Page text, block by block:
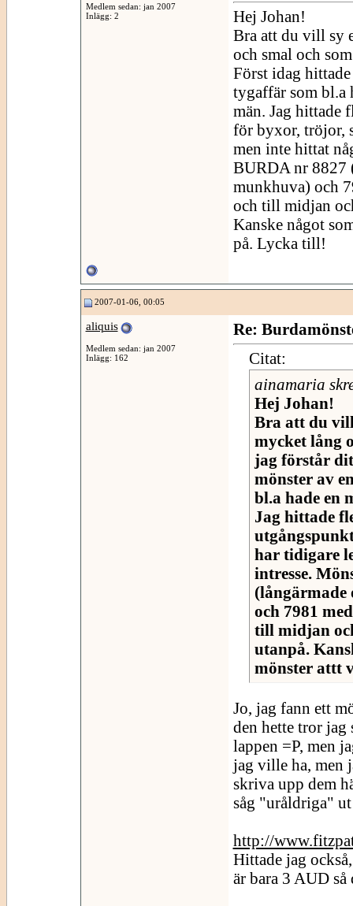
Medlem sedan: jan 2007
Inlägg: 2
Hej Johan!
Bra att du vill sy
och smal och
Först idag
tygaffär som bl.a
män. Jag hittade
för byxor, tröjor,
men inte hittat
BURDA nr 8827
munkhuva) och
och till midjan
Kanske något
på. Lycka till!
2007-01-06, 00:05
aliquis
Medlem sedan: jan 2007
Inlägg: 162
Re:
Citat:
ainamaria
Hej Johan!
Bra att du vill
mycket lång
jag förstår
mönster av
bl.a hade en
Jag hittade
har tidigare
intresse.
och 7981
till midjan
utanpå.
mönster attt
Jo, jag fann ett
den hette tror
lappen =P, men
jag ville ha, men
skriva upp dem
såg "uråldriga"
http://
Hittade jag
är bara 3 AUD